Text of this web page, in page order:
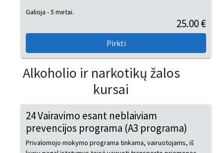
Galioja - 5 metai.
25.00 €
Alkoholio ir narkotikų žalos
kursai
24 Vairavimo esant neblaiviam
prevencijos programa (A3 programa)
Privalomojo mokymo programa tinkama, vairuotojams, iš